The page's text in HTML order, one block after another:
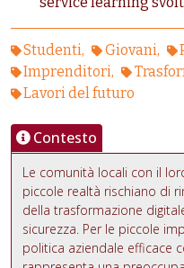
Studenti Giovani
Imprenditori
Lavori del futuro
Contesto
Le comunità locali con il
piccole realtà rischiano di
della trasformazione
sicurezza. Per le piccole
politica aziendale efficace